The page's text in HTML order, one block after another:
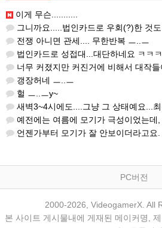
이게 무슨...........
그니까요.....법인카드로 우회(?)한 것도 아
전쟁 아니면 관세.... 무한반복 ㅡ..ㅡ
법인카드로 성접대...대단하네요 ㅋㅋ
너무 커졌지만 커진거에 비해서 대작들
갱장허네 ㅡ..ㅡ
헐 ㅡ..ㅡy~
새벽3~4시에도....그냥 그 상태예요...최
예전에는 여름에 모기가 극성이었는데, 여름에는 안
언젠가부터 모기가 잘 안보이더라고요.
PC버전
2000-2026, VideogamerX. All
본 사이트 게시물내에 게재된 메이커명,